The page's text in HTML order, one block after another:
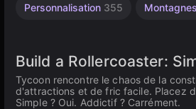
Personnalisation 355
Jeux
112
Build a Rollercoaster:
Tycoon rencontre le chaos de la
d'attractions et de fric facile. Placez
Simple ? Oui. Addictif ? Carrément.